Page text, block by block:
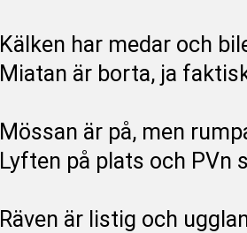
Kälken har medar och
Miatan är borta, ja
Mössan är på, men
Lyften på plats och PVn
Räven är listig och